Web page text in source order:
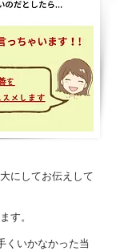
にしてお伝えして
す。
くいかなかった当